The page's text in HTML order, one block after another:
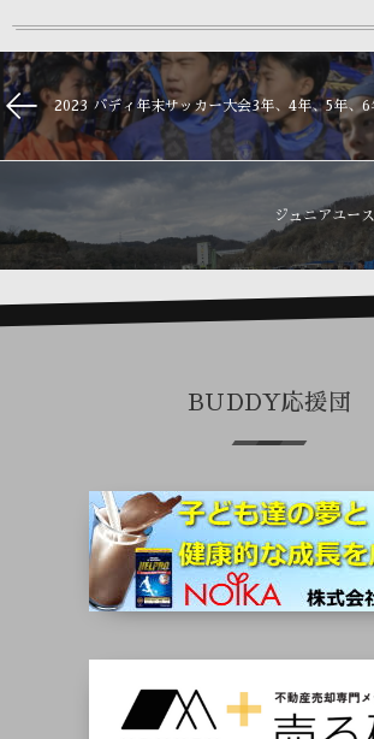
2023 バディ年末サッカー大会3年、4年、5年、6
ジュニアユー
BUDDY応援団